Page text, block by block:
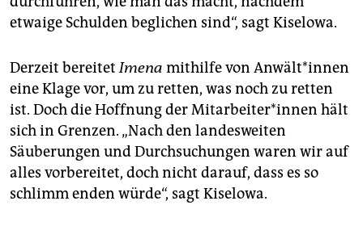
etwaige Schulden beglichen sind“, sagt Kiselowa.
Derzeit bereitetImena mithilfe von An­wäl­t*in­nen
eine Klage vor, um zu retten, was noch zu retten
ist. Doch die Hoffnung der Mit­ar­bei­te­r*in­nen hält
sich in Grenzen. „Nach den landesweiten
Säuberungen und Durchsuchungen waren wir auf
alles vorbereitet, doch nicht darauf, dass es so
schlimm enden würde“, sagt Kiselowa.